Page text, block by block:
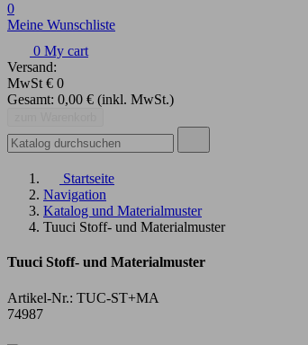
0
Meine Wunschliste
0 My cart
Versand:
MwSt € 0
Gesamt: 0,00 € (inkl. MwSt.)
Startseite
Navigation
Katalog und Materialmuster
Tuuci Stoff- und Materialmuster
Tuuci Stoff- und Materialmuster
Artikel-Nr.: TUC-ST+MA
74987